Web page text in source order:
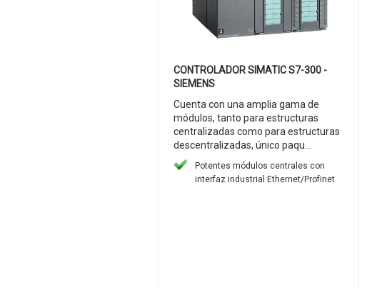
CONTROLADOR SIMATIC S7-300 -
SIEMENS
Cuenta con una amplia gama de
módulos, tanto para estructuras
centralizadas como para estructuras
descentralizadas, único paqu...
Potentes módulos centrales con
interfaz industrial Ethernet/Profinet